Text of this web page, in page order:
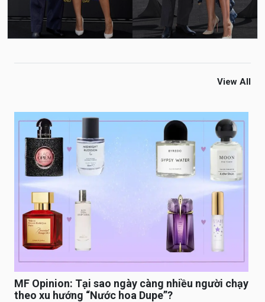
View All
MF Opinion: Tại sao ngày càng nhiều người chạy
theo xu hướng “Nước hoa Dupe”?